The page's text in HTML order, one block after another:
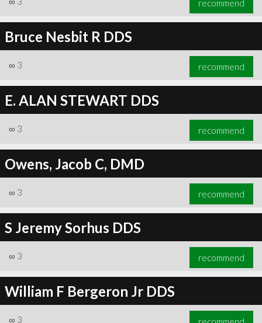
recommend
Bruce Nesbit R DDS
∞ 3 recommend
E. ALAN STEWART DDS
∞ 3 recommend
Owens, Jacob C, DMD
∞ 3 recommend
S Jeremy Sorhus DDS
∞ 3 recommend
William F Bergeron Jr DDS
∞ 3